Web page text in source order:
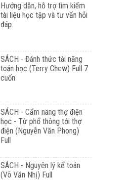
Hướng dẫn, hỗ trợ tìm kiếm
tài liệu học tập và tư vấn hỏi
đáp
SÁCH - Đánh thức tài năng
toán học (Terry Chew) Full 7
cuốn
SÁCH - Cẩm nang thợ điện
học - Từ phổ thông tới thợ
điện (Nguyễn Văn Phong)
Full
SÁCH - Nguyên lý kế toán
(Võ Văn Nhị) Full